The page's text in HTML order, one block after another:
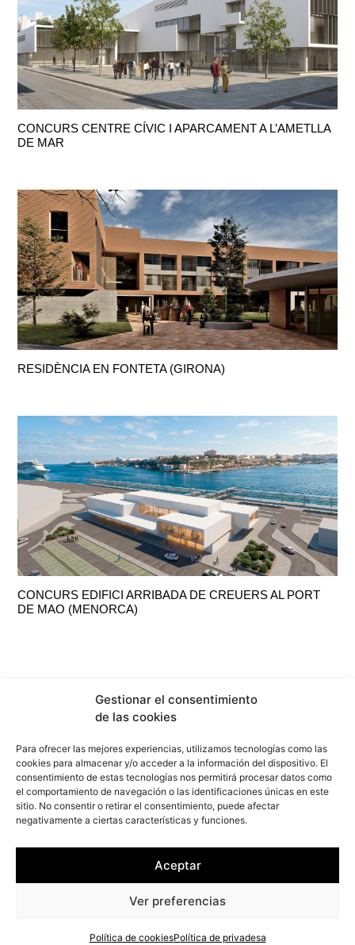
Gestionar el consentimiento
de las cookies
Para ofrecer las mejores experiencias, utilizamos tecnologías como las
cookies para almacenar y/o acceder a la información del dispositivo. El
consentimiento de estas tecnologías nos permitirá procesar datos como
el comportamiento de navegación o las identificaciones únicas en este
sitio. No consentir o retirar el consentimiento, puede afectar
negativamente a ciertas características y funciones.
Aceptar
Ver preferencias
Política de cookiesPolítica de privadesa
CONCURS CENTRE CÍVIC I APARCAMENT A L’AMETLLA
DE MAR
RESIDÈNCIA EN FONTETA (GIRONA)
CONCURS EDIFICI ARRIBADA DE CREUERS AL PORT
DE MAO (MENORCA)
info@f2marquitectura.com
Política de privadesa
F2M
ARQUITECTURA. Tots els drets
reservats.